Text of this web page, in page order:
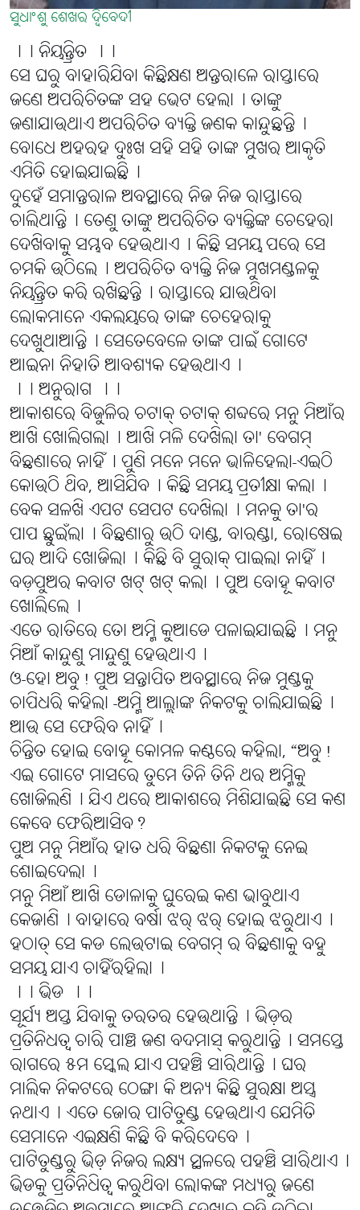
ସୁଧାଂଶୁ ଶେଖର ଦ୍ବିବେଦୀ
।। ନିୟନ୍ତ୍ରିତ ।।
ସେ ଘରୁ ବାହାରିଯିବା କିଛିକ୍ଷଣ ଅନ୍ତରାଳେ ରାସ୍ତାରେ
ଜଣେ ଅପରିଚିତଙ୍କ ସହ ଭେଟ ହେଲା୤ ତାଙ୍କୁ
ଜଣାଯାଉଥାଏ ଅପରିଚିତ ବ୍ୟକ୍ତି ଜଣକ କାନ୍ଦୁଛନ୍ତି୤
ବୋଧେ ଅହରହ ଦୁଃଖ ସହି ସହି ତାଙ୍କ ମୁଖର ଆକୃତି
ଏମିତି ହୋଇଯାଇଛି୤
ଦୁହେଁ ସମାନ୍ତରାଳ ଅବସ୍ଥାରେ ନିଜ ନିଜ ରାସ୍ତାରେ
ଚାଲିଥାନ୍ତି୤ ତେଣୁ ତାଙ୍କୁ ଅପରିଚିତ ବ୍ୟକ୍ତିଙ୍କ ଚେହେରା
ଦେଖିବାକୁ ସମ୍ଭବ ହେଉଥାଏ୤ କିଛି ସମୟ ପରେ ସେ
ଚମକି ଉଠିଲେ୤ ଅପରିଚିତ ବ୍ୟକ୍ତି ନିଜ ମୁଖମଣ୍ଡଳକୁ
ନିୟନ୍ତ୍ରିତ କରି ରଖିଛନ୍ତି୤ ରାସ୍ତାରେ ଯାଉଥିବା
ଲୋକମାନେ ଏକଲୟରେ ତାଙ୍କ ଚେହେରାକୁ
ଦେଖୁଥାଆନ୍ତି୤ ସେତେବେଳେ ତାଙ୍କ ପାଇଁ ଗୋଟେ
ଆଇନା ନିହାତି ଆବଶ୍ୟକ ହେଉଥାଏ୤
।। ଅନୁରାଗ ।।
ଆକାଶରେ ବିଜୁଳିର ଚଟାକ୍ ଚଟାକ୍ ଶବ୍ଦରେ ମନୁ ମିଆଁର
ଆଖି ଖୋଲିଗଲା୤ ଆଖି ମଳି ଦେଖିଲା ତା' ବେଗମ୍
ବିଛଣାରେ ନାହିଁ୤ ପୁଣି ମନେ ମନେ ଭାଳିହେଲା-ଏଇଠି
କୋଉଠି ଥିବ, ଆସିଯିବ୤ କିଛି ସମୟ ପ୍ରତୀକ୍ଷା କଲା୤
ବେକ ସଳଖି ଏପଟ ସେପଟ ଦେଖିଲା୤ ମନକୁ ତା'ର
ପାପ ଛୁଇଁଲା୤ ବିଛଣାରୁ ଉଠି ଦାଣ୍ଡ, ବାରଣ୍ଡା, ରୋଷେଇ
ଘର ଆଦି ଖୋଜିଲା୤ କିଛି ବି ସୁରାକ୍ ପାଇଲା ନାହିଁ୤
ବଡ଼ପୁଅର କବାଟ ଖଟ୍ ଖଟ୍ କଲା୤ ପୁଅ ବୋହୂ କବାଟ
ଖୋଲିଲେ୤
ଏତେ ରାତିରେ ତୋ ଅମ୍ମି କୁଆଡେ ପଳାଇଯାଇଛି୤ ମନୁ
ମିଆଁ କାନ୍ଦୁଣୁ ମାନ୍ଦୁଣୁ ହେଉଥାଏ୤
ଓ-ହୋ ଅବୁ! ପୁଅ ସନ୍ତାପିତ ଅବସ୍ଥାରେ ନିଜ ମୁଣ୍ଡକୁ
ଚାପିଧରି କହିଲା -ଅମ୍ମି ଆଲ୍ଲାଙ୍କ ନିକଟକୁ ଚାଲିଯାଇଛି୤
ଆଉ ସେ ଫେରିବ ନାହିଁ୤
ଚିନ୍ତିତ ହୋଇ ବୋହୂ କୋମଳ କଣ୍ଠରେ କହିଲା, “ଅବୁ!
ଏଇ ଗୋଟେ ମାସରେ ତୁମେ ତିନି ତିନି ଥର ଅମ୍ମିକୁ
ଖୋଜିଲଣି୤ ଯିଏ ଥରେ ଆକାଶରେ ମିଶିଯାଇଛି ସେ କଣ
କେବେ ଫେରିଆସିବ?
ପୁଅ ମନୁ ମିଆଁର ହାତ ଧରି ବିଛଣା ନିକଟକୁ ନେଇ
ଶୋଇଦେଲା୤
ମନୁ ମିଆଁ ଆଖି ଡୋଳାକୁ ଘୁରେଇ କଣ ଭାବୁଥାଏ
କେଜାଣି୤ ବାହାରେ ବର୍ଷା ଝର୍ ଝର୍ ହୋଇ ଝରୁଥାଏ୤
ହଠାତ୍ ସେ କଡ ଲେଉଟାଇ ବେଗମ୍ ର ବିଛଣାକୁ ବହୁ
ସମୟ ଯାଏ ଚାହିଁରହିଲା୤
।। ଭିଡ ।।
ସୂର୍ଯ୍ୟ ଅସ୍ତ ଯିବାକୁ ତରତର ହେଉଥାନ୍ତି୤ ଭିଡ଼ର
ପ୍ରତିନିଧତ୍ୱ ଚାରି ପାଞ୍ଚ ଜଣ ବଦମାସ୍ କରୁଥାନ୍ତି୤ ସମସ୍ତେ
ରାଗରେ ୫ମ ସ୍କେଲ ଯାଏ ପହଞ୍ଚି ସାରିଥାନ୍ତି୤ ଘର
ମାଲିକ ନିକଟରେ ଠେଙ୍ଗା କି ଅନ୍ୟ କିଛି ସୁରକ୍ଷା ଅସ୍ତ୍ର
ନଥାଏ୤ ଏତେ ଜୋର ପାଟିତୁଣ୍ଡ ହେଉଥାଏ ଯେମିତି
ସେମାନେ ଏଇକ୍ଷଣି କିଛି ବି କରିଦେବେ୤
ପାଟିତୁଣ୍ଡରୁ ଭିଡ଼ ନିଜର ଲକ୍ଷ୍ୟ ସ୍ଥଳରେ ପହଞ୍ଚି ସାରିଥାଏ୤
ଭିଡକୁ ପ୍ରତିନିଧିତ୍ୱ କରୁଥିବା ଲୋକଙ୍କ ମଧ୍ୟରୁ ଜଣେ